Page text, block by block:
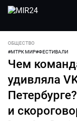
ОБЩЕСТВО
#МТРК МИР#ФЕСТИВАЛИ
Чем
удивляла
и